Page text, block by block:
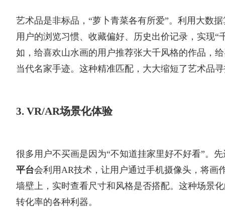
艺术品是非标品，“萝卜青菜各有所爱”。利用大数
用户的浏览习惯、收藏偏好、历史出价记录，实现“
如，给喜欢山水画的用户推荐张大千风格的作品，
当代名家手迹。这种精准匹配，大大缩短了艺术品
3. VR/AR场景化体验
很多用户不买画是因为“不知道挂家里好不好看”。
平台会利用AR技术，让用户通过手机摄像头，将画
墙壁上，实时查看尺寸和风格是否搭配。这种场景
转化率的各种利器。